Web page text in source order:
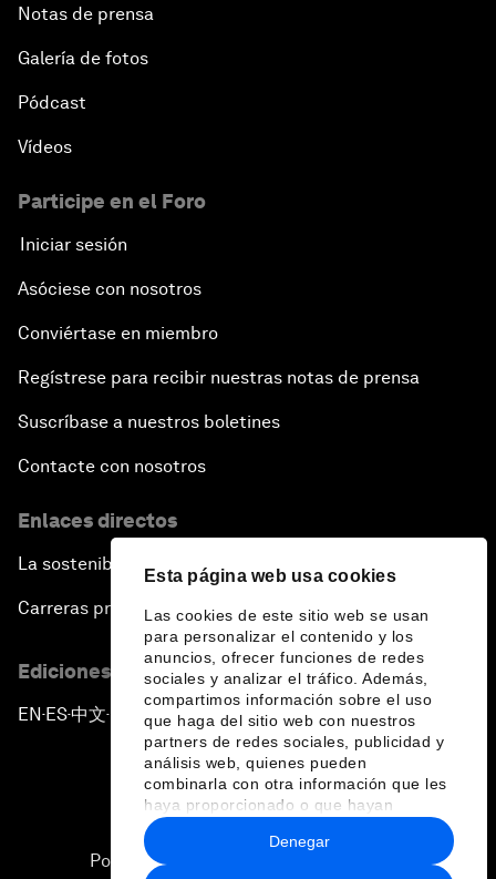
Esta página web usa cookies
Las cookies de este sitio web se usan
para personalizar el contenido y los
anuncios, ofrecer funciones de redes
sociales y analizar el tráfico. Además,
compartimos información sobre el uso
que haga del sitio web con nuestros
partners de redes sociales, publicidad y
análisis web, quienes pueden
combinarla con otra información que les
haya proporcionado o que hayan
recopilado a partir del uso que haya
hecho de sus servicios.
Denegar
Notas de prensa
Galería de fotos
Pódcast
Vídeos
Participe en el Foro
Iniciar sesión
Asóciese con nosotros
Conviértase en miembro
Regístrese para recibir nuestras notas de prensa
Suscríbase a nuestros boletines
Contacte con nosotros
Enlaces directos
La sostenibilidad en el Foro
Carreras profesionales
Ediciones en otros idiomas
EN ▪ES▪中文▪ 日本語
Política de privacidad y normas de uso